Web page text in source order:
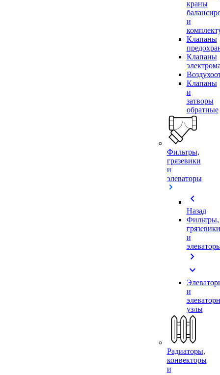
краны
и
Клапаны
Клапаны
Клапаны
и
затворы
обратные
Фильтры,
грязевики
и
элеваторы
chevron_left
Назад
Фильтры,
грязевики
и
chevron_right
expand_more
и
узлы
Радиаторы,
конвекторы
и